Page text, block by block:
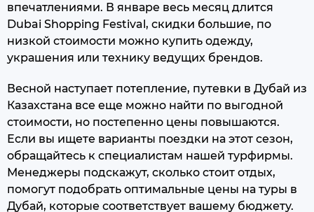
впечатлениями. В январе весь месяц длится
Dubai Shopping Festival, скидки большие, по
низкой стоимости можно купить одежду,
украшения или технику ведущих брендов.
Весной наступает потепление, путевки в Дубай из
Казахстана все еще можно найти по выгодной
стоимости, но постепенно цены повышаются.
Если вы ищете варианты поездки на этот сезон,
обращайтесь к специалистам нашей турфирмы.
Менеджеры подскажут, сколько стоит отдых,
помогут подобрать оптимальные цены на туры в
Дубай, которые соответствует вашему бюджету.